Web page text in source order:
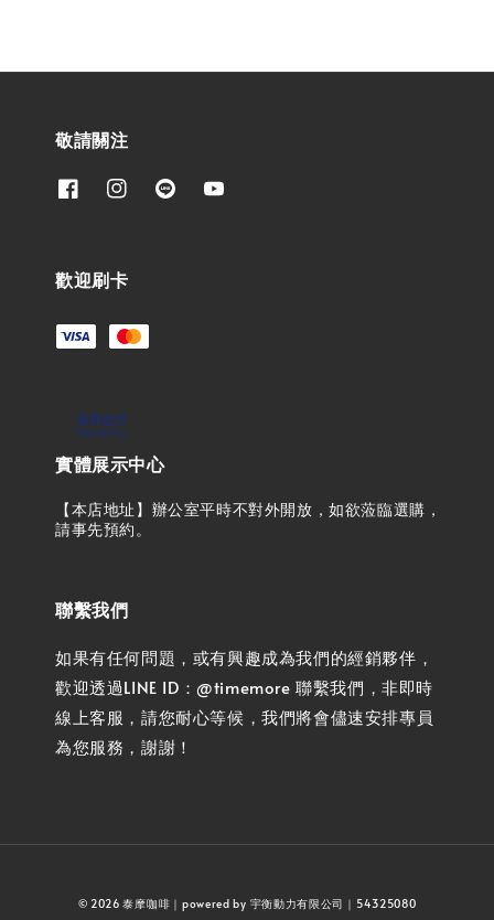
敬請關注
歡迎刷卡
實體展示中心
【本店地址】辦公室平時不對外開放，如欲蒞臨選購，
請事先預約。
聯繫我們
如果有任何問題，或有興趣成為我們的經銷夥伴，
歡迎透過LINE ID：@timemore 聯繫我們，非即時
線上客服，請您耐心等候，我們將會儘速安排專員
為您服務，謝謝！
© 2026 泰摩咖啡｜powered by 宇衡動力有限公司｜54325080